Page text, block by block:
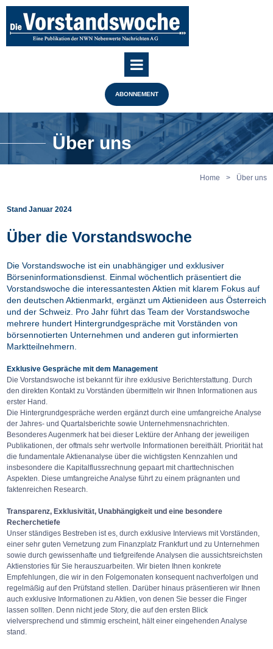
ABONNEMENT
Über uns
Home > Über uns
Stand Januar 2024
Über die Vorstandswoche
Die Vorstandswoche ist ein unabhängiger und exklusiver
Börseninformationsdienst. Einmal wöchentlich präsentiert die
Vorstandswoche die interessantesten Aktien mit klarem Fokus auf
den deutschen Aktienmarkt, ergänzt um Aktienideen aus Österreich
und der Schweiz. Pro Jahr führt das Team der Vorstandswoche
mehrere hundert Hintergrundgespräche mit Vorständen von
börsennotierten Unternehmen und anderen gut informierten
Marktteilnehmern.
Exklusive Gespräche mit dem Management
Die Vorstandswoche ist bekannt für ihre exklusive Berichterstattung. Durch
den direkten Kontakt zu Vorständen übermitteln wir Ihnen Informationen aus
erster Hand.
Die Hintergrundgespräche werden ergänzt durch eine umfangreiche Analyse
der Jahres- und Quartalsberichte sowie Unternehmensnachrichten.
Besonderes Augenmerk hat bei dieser Lektüre der Anhang der jeweiligen
Publikationen, der oftmals sehr wertvolle Informationen bereithält. Priorität hat
die fundamentale Aktienanalyse über die wichtigsten Kennzahlen und
insbesondere die Kapitalflussrechnung gepaart mit charttechnischen
Aspekten. Diese umfangreiche Analyse führt zu einem prägnanten und
faktenreichen Research.
Transparenz, Exklusivität, Unabhängigkeit und eine besondere
Recherchetiefe
Unser ständiges Bestreben ist es, durch exklusive Interviews mit Vorständen,
einer sehr guten Vernetzung zum Finanzplatz Frankfurt und zu Unternehmen
sowie durch gewissenhafte und tiefgreifende Analysen die aussichtsreichsten
Aktienstories für Sie herauszuarbeiten. Wir bieten Ihnen konkrete
Empfehlungen, die wir in den Folgemonaten konsequent nachverfolgen und
regelmäßig auf den Prüfstand stellen. Darüber hinaus präsentieren wir Ihnen
auch exklusive Informationen zu Aktien, von denen Sie besser die Finger
lassen sollten. Denn nicht jede Story, die auf den ersten Blick
vielversprechend und stimmig erscheint, hält einer eingehenden Analyse
stand.